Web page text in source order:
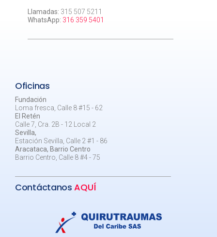
Llamadas: 315 507 5211
WhatsApp: 316 359 5401
Oficinas
Fundación
Loma fresca, Calle 8 #15 - 62
El Retén
Calle 7, Cra. 2B - 12 Local 2
Sevilla,
Estación Sevilla, Calle 2 #1 - 86
Aracataca, Barrio Centro
Barrio Centro, Calle 8 #4 - 75
ContáctanosAQUÍ